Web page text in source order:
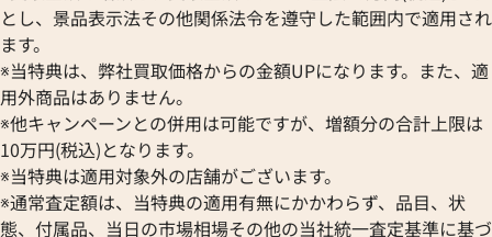
参考買取価格
41,000 円
2026年4月17日時点
参考買取価格
40,000 円
とし、景品表示法その他関係法令を遵守した範囲内で適用され
ます。
※当特典は、弊社買取価格からの金額UPになります。また、適
用外商品はありません。
※他キャンペーンとの併用は可能ですが、増額分の合計上限は
10万円(税込)となります。
※当特典は適用対象外の店舗がございます。
※通常査定額は、当特典の適用有無にかかわらず、品目、状
態、付属品、当日の市場相場その他の当社統一査定基準に基づ